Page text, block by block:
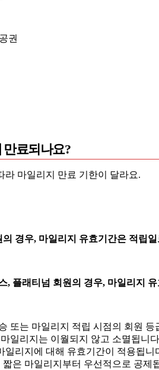
권
만료되나요?
라 마일리지 만료 기한이 달라요.
경우, 마일리지 유효기간은 적립일
, 플래티넘 회원의 경우, 마일리지
또는 마일리지 적립 시점의 회원 등
일리지는 이월되지 않고 소멸됩니다
일리지에 대해 유효기간이 적용됩니
은 마일리지부터 우선적으로 공제